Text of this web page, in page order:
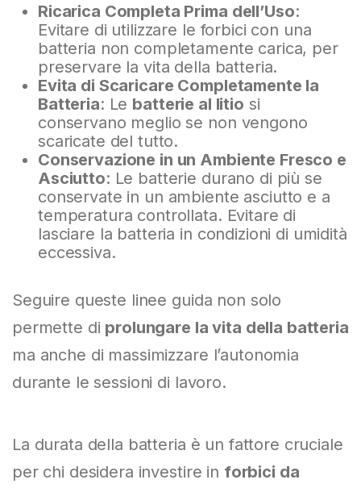
Ricarica Completa Prima dell’Uso:
Evitare di utilizzare le forbici con una
batteria non completamente carica, per
preservare la vita della batteria.
Evita di Scaricare Completamente la
Batteria: Le batterie al litio si
conservano meglio se non vengono
scaricate del tutto.
Conservazione in un Ambiente Fresco e
Asciutto: Le batterie durano di più se
conservate in un ambiente asciutto e a
temperatura controllata. Evitare di
lasciare la batteria in condizioni di umidità
eccessiva.
Seguire queste linee guida non solo
permette di prolungare la vita della batteria
ma anche di massimizzare l’autonomia
durante le sessioni di lavoro.
La durata della batteria è un fattore cruciale
per chi desidera investire in forbici da